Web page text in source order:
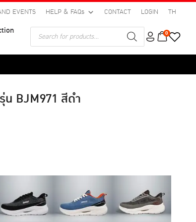
EVENTS HELP & FAQs CONTACT LOGIN TH
search
0
น BJM971 สีดำ